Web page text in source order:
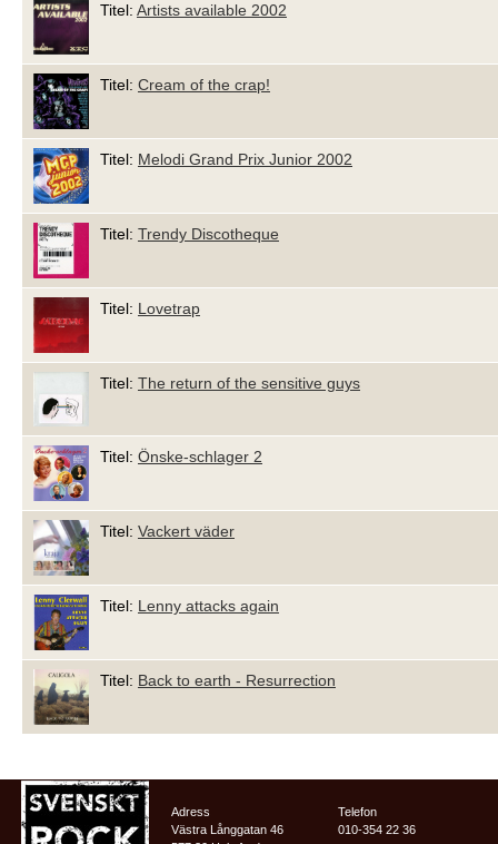
Titel: Artists available 2002
Titel: Cream of the crap!
Titel: Melodi Grand Prix Junior 2002
Titel: Trendy Discotheque
Titel: Lovetrap
Titel: The return of the sensitive guys
Titel: Önske-schlager 2
Titel: Vackert väder
Titel: Lenny attacks again
Titel: Back to earth - Resurrection
Adress
Västra Långgatan 46
Telefon
010-354 22 36